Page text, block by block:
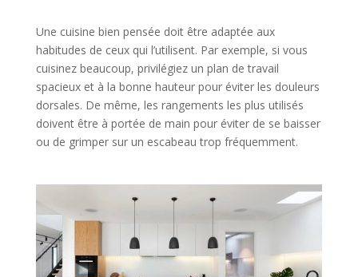
Une cuisine bien pensée doit être adaptée aux
habitudes de ceux qui l’utilisent. Par exemple, si vous
cuisinez beaucoup, privilégiez un plan de travail
spacieux et à la bonne hauteur pour éviter les douleurs
dorsales. De même, les rangements les plus utilisés
doivent être à portée de main pour éviter de se baisser
ou de grimper sur un escabeau trop fréquemment.